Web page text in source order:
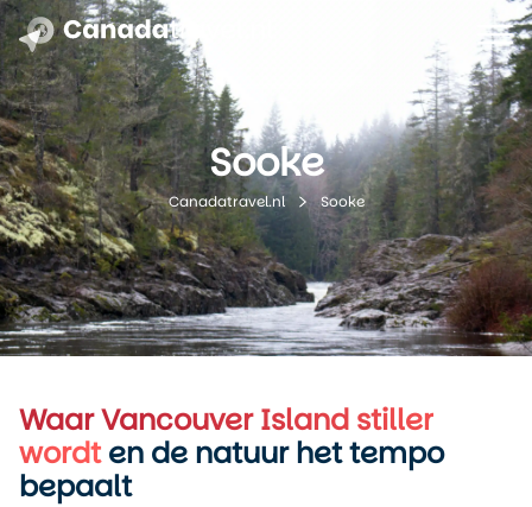
Sooke
Canadatravel.nl Sooke
Waar Vancouver Island stiller
wordten de natuur het tempo
bepaalt